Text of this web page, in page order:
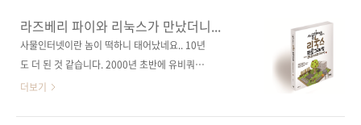
눅스 프로그래밍 서적입니다. 리눅스를 소개하
고 다루는 책은 지금도, 앞으로도 계속 나오겠지
만, 사물인터넷의 개념을 오픈 하드웨어인 라즈
베리 파이와 ..
서영진출판일 2015년 8월 31일페이지 712쪽
시리즈 (없음)판 형 46배판변형(188*245*28)
제 본 무선(soft cover)정 가 33,000원ISBN
리눅스 프로그래밍 / 라즈베리 파이 2 / 임베디
드 리눅스 / 사물인터넷 / IoT / Qt / 분 야 운영
라즈베리 파이와 리눅스가 만났더니...
사물인터넷이란 놈이 떡하니 태어났네요.. 10년
도 더 된 것 같습니다. 2000년 초반에 유비쿼터
스(Ubiquitous)란 말이 유행병처럼 번진 적이
더보기